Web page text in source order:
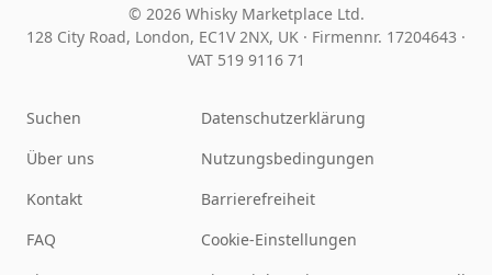
© 2026 Whisky Marketplace Ltd.
128 City Road, London, EC1V 2NX, UK · Firmennr. 17204643 ·
VAT 519 9116 71
Suchen
Über uns
Kontakt
FAQ
Datenschutzerklärung
Nutzungsbedingungen
Barrierefreiheit
Cookie-Einstellungen